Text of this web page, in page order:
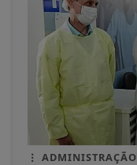
ADMINISTRAÇÃO